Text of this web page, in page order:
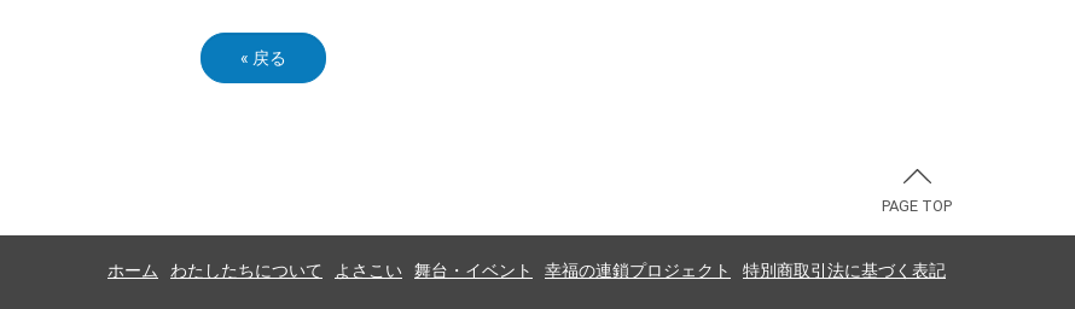
« 戻る
PAGE TOP
ホーム わたしたちについて よさこい 舞台・イベント 幸福の連鎖プロジェクト 特別商取引法に基づく表記